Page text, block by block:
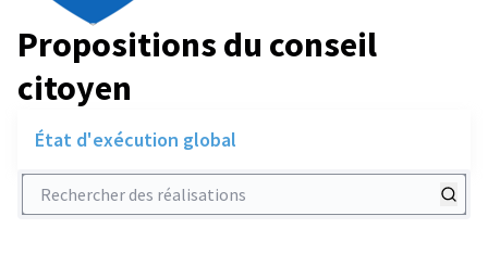
Propositions du conseil
citoyen
État d'exécution global
Rechercher des réalisations